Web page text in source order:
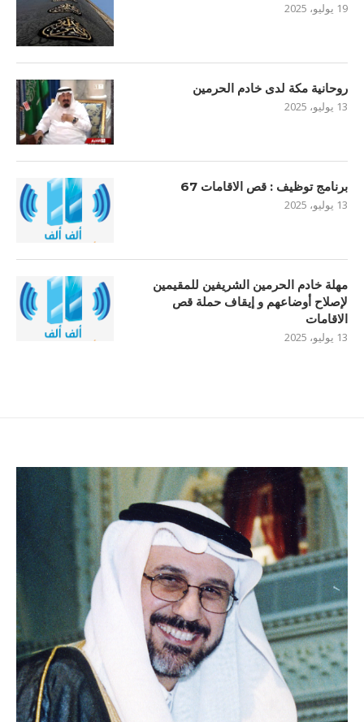
19 يوليو، 2025
روحانية مكة لدى خادم الحرمين
13 يوليو، 2025
برنامج توظيف : قص الاقامات 67
13 يوليو، 2025
مهلة خادم الحرمين الشريفين للمقيمين
لإصلاح أوضاعهم و إيقاف حملة قص
الاقامات
13 يوليو، 2025